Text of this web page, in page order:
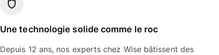
Une technologie solide comme le roc
Depuis 12 ans, nos experts chez Wise bâtissent des